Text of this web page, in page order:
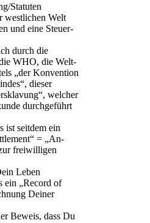
Statuten
westlichen Welt
und eine Steuer-
durch die
WHO, die Welt-
„der Konvention
dieser
welcher
durchgeführt
ist seitdem ein
= „An-
freiwilligen
Leben
ein „Record of
Deiner
Beweis, dass Du